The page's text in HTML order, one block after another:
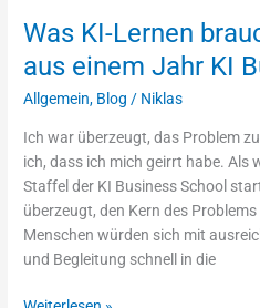
Was KI-Lernen
aus einem Jahr KI
Allgemein, Blog / Niklas
Ich war überzeugt, das Problem
ich, dass ich mich geirrt habe. Als
Staffel der KI Business School
überzeugt, den Kern des
Menschen würden sich mit
und Begleitung schnell in die
braucht:
Erkenntnisse
aus
einem
Jahr
KI
Business
School